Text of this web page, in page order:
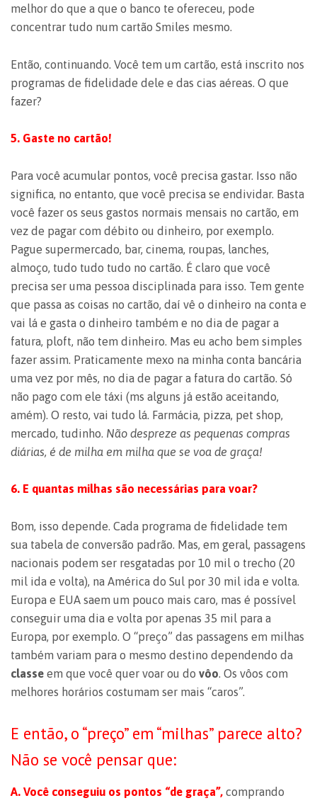
melhor do que a que o banco te ofereceu, pode
concentrar tudo num cartão Smiles mesmo.
Então, continuando. Você tem um cartão, está inscrito nos
programas de fidelidade dele e das cias aéreas. O que
fazer?
5. Gaste no cartão!
Para você acumular pontos, você precisa gastar. Isso não
significa, no entanto, que você precisa se endividar. Basta
você fazer os seus gastos normais mensais no cartão, em
vez de pagar com débito ou dinheiro, por exemplo.
Pague supermercado, bar, cinema, roupas, lanches,
almoço, tudo tudo tudo no cartão. É claro que você
precisa ser uma pessoa disciplinada para isso. Tem gente
que passa as coisas no cartão, daí vê o dinheiro na conta e
vai lá e gasta o dinheiro também e no dia de pagar a
fatura, ploft, não tem dinheiro. Mas eu acho bem simples
fazer assim. Praticamente mexo na minha conta bancária
uma vez por mês, no dia de pagar a fatura do cartão. Só
não pago com ele táxi (ms alguns já estão aceitando,
amém). O resto, vai tudo lá. Farmácia, pizza, pet shop,
mercado, tudinho. Não despreze as pequenas compras
diárias, é de milha em milha que se voa de graça!
6. E quantas milhas são necessárias para voar?
Bom, isso depende. Cada programa de fidelidade tem
sua tabela de conversão padrão. Mas, em geral, passagens
nacionais podem ser resgatadas por 10 mil o trecho (20
mil ida e volta), na América do Sul por 30 mil ida e volta.
Europa e EUA saem um pouco mais caro, mas é possível
conseguir uma dia e volta por apenas 35 mil para a
Europa, por exemplo. O “preço” das passagens em milhas
também variam para o mesmo destino dependendo da
classe em que você quer voar ou do vôo. Os vôos com
melhores horários costumam ser mais “caros”.
E então, o “preço” em “milhas” parece alto?
Não se você pensar que:
A. Você conseguiu os pontos “de graça”, comprando